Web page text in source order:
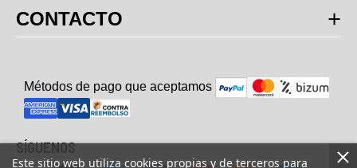
Este sitio web utiliza cookies propias y de terceros para
CONTACTO
Métodos de pago que aceptamos
SÍGUENOS